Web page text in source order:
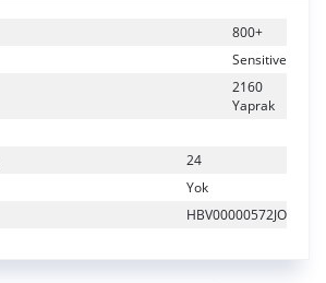
800+
Sensitive
2160
Yaprak
24
Yok
HBV00000572JO